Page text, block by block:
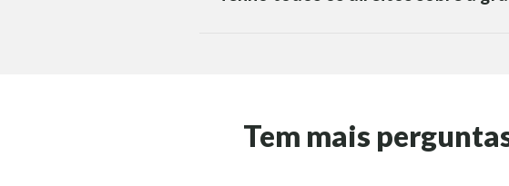
Tem mais